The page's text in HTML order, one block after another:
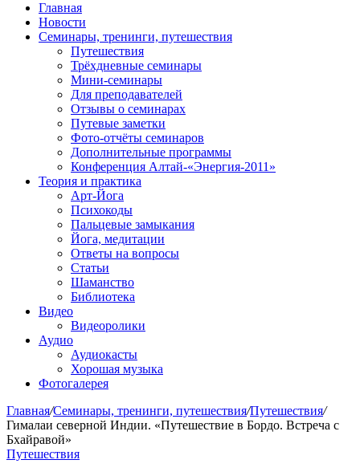
Главная
Новости
Семинары, тренинги, путешествия
Путешествия
Трёхдневные семинары
Мини-семинары
Для преподавателей
Отзывы о семинарах
Путевые заметки
Фото-отчёты семинаров
Дополнительные программы
Конференция Алтай-«Энергия-2011»
Теория и практика
Арт-Йога
Психокоды
Пальцевые замыкания
Йога, медитации
Ответы на вопросы
Статьи
Шаманство
Библиотека
Видео
Видеоролики
Аудио
Аудиокасты
Хорошая музыка
Фотогалерея
Главная/Семинары, тренинги, путешествия/Путешествия/
Гималаи северной Индии. «Путешествие в Бордо. Встреча с
Бхайравой»
Путешествия